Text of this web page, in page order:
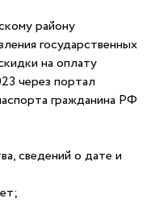
району
государственных
на оплату
через портал
гражданина РФ
сведений о дате и